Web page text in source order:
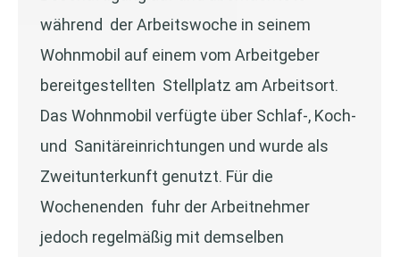
während der Arbeitswoche in seinem
Wohnmobil auf einem vom Arbeitgeber
bereitgestellten Stellplatz am Arbeitsort.
Das Wohnmobil verfügte über Schlaf-, Koch-
und Sanitäreinrichtungen und wurde als
Zweitunterkunft genutzt. Für die
Wochenenden fuhr der Arbeitnehmer
jedoch regelmäßig mit demselben